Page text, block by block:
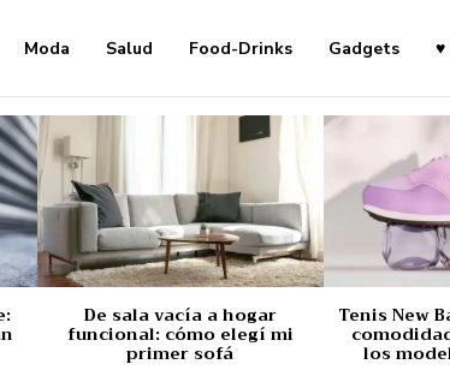
Moda Salud Food-Drinks Gadgets ♥
De sala vacía a hogar
funcional: cómo elegí mi
primer sofá
Tenis New
los